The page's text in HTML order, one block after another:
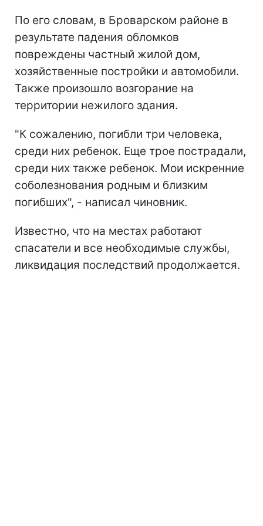
По его словам, в Броварском районе в
результате падения обломков
повреждены частный жилой дом,
хозяйственные постройки и автомобили.
Также произошло возгорание на
территории нежилого здания.
"К сожалению, погибли три человека,
среди них ребенок. Еще трое пострадали,
среди них также ребенок. Мои искренние
соболезнования родным и близким
погибших", - написал чиновник.
Известно, что на местах работают
спасатели и все необходимые службы,
ликвидация последствий продолжается.